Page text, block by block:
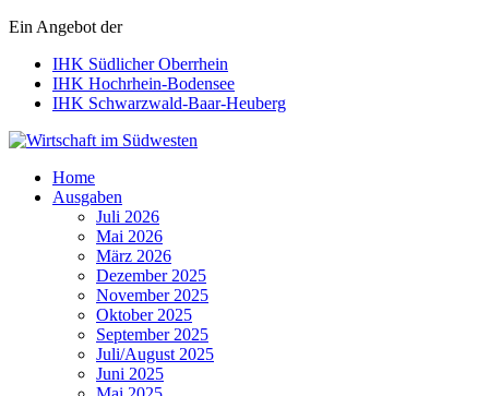
Ein Angebot der
IHK Südlicher Oberrhein
IHK Hochrhein-Bodensee
IHK Schwarzwald-Baar-Heuberg
Wirtschaft im Südwesten
Home
Ausgaben
Juli 2026
Mai 2026
März 2026
Dezember 2025
November 2025
Oktober 2025
September 2025
Juli/August 2025
Juni 2025